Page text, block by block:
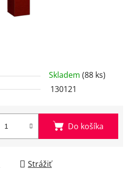
Skladem (88 ks)
130121
Do košíka
Strážiť